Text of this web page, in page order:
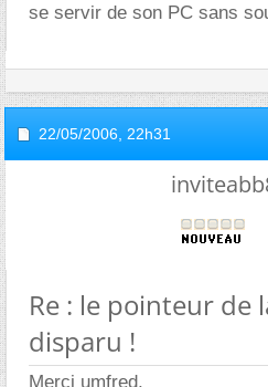
se servir de son PC sans
22/05/2006, 22h31
Re : le pointeur de
disparu !
Merci umfred,